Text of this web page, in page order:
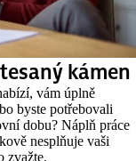
kámen
vám úplně
byste potřebovali
dobu? Náplň práce
nesplňuje vaši
zvažte.